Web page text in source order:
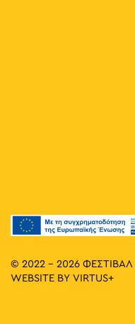
© 2022 - 2026
WEBSITE BY VIRTUS+